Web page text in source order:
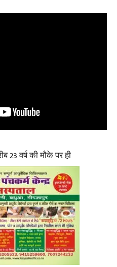
23 वर्ष की मौके पर ही